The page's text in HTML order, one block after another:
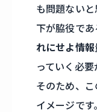
も問題ないと
下が脇役であ
れにせよ情
っていく必要
そのため、
イメージです。